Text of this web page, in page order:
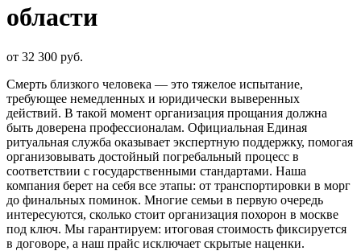
области
от 32 300 руб.
Смерть близкого человека — это тяжелое испытание,
требующее немедленных и юридически выверенных
действий. В такой момент организация прощания должна
быть доверена профессионалам. Официальная Единая
ритуальная служба оказывает экспертную поддержку, помогая
организовывать достойный погребальный процесс в
соответствии с государственными стандартами. Наша
компания берет на себя все этапы: от транспортировки в морг
до финальных поминок. Многие семьи в первую очередь
интересуются, сколько стоит организация похорон в москве
под ключ. Мы гарантируем: итоговая стоимость фиксируется
в договоре, а наш прайс исключает скрытые наценки.